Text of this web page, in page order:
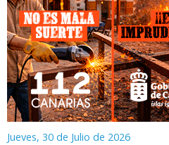
Jueves, 30 de Julio de 2026